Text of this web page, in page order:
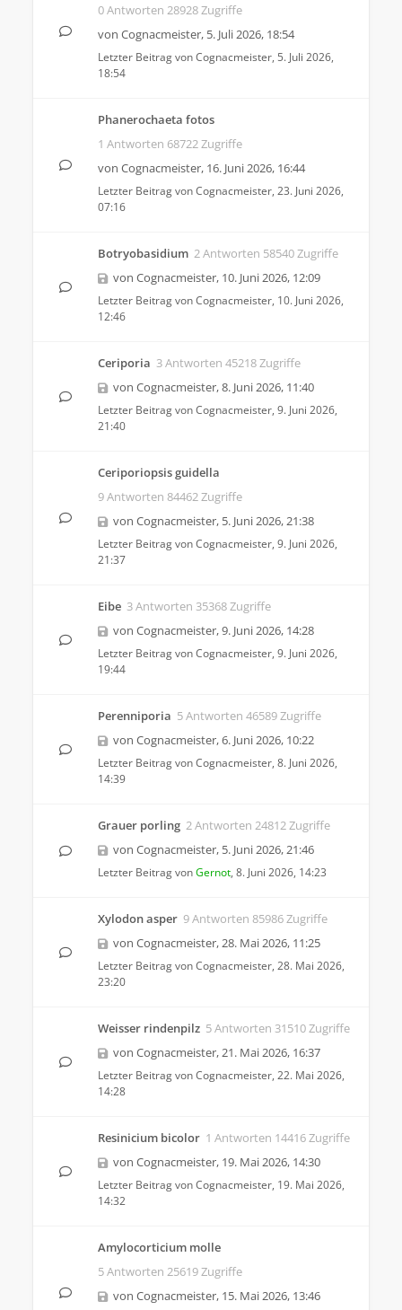
0 Antworten 28928 Zugriffe
von Cognacmeister, 5. Juli 2026, 18:54
Letzter Beitrag vonCognacmeister, 5. Juli 2026,
18:54
Phanerochaeta fotos
1 Antworten 68722 Zugriffe
von Cognacmeister, 16. Juni 2026, 16:44
Letzter Beitrag vonCognacmeister, 23. Juni 2026,
07:16
Botryobasidium 2 Antworten 58540 Zugriffe
von Cognacmeister, 10. Juni 2026, 12:09
Letzter Beitrag vonCognacmeister, 10. Juni 2026,
12:46
Ceriporia 3 Antworten 45218 Zugriffe
von Cognacmeister,8. Juni 2026, 11:40
Letzter Beitrag vonCognacmeister, 9. Juni 2026,
21:40
Ceriporiopsis guidella
9 Antworten 84462 Zugriffe
von Cognacmeister, 5. Juni 2026, 21:38
Letzter Beitrag vonCognacmeister, 9. Juni 2026,
21:37
Eibe 3 Antworten 35368 Zugriffe
von Cognacmeister,9. Juni 2026, 14:28
Letzter Beitrag vonCognacmeister, 9. Juni 2026,
19:44
Perenniporia 5 Antworten 46589 Zugriffe
von Cognacmeister,6. Juni 2026, 10:22
Letzter Beitrag vonCognacmeister, 8. Juni 2026,
14:39
Grauer porling 2 Antworten 24812 Zugriffe
von Cognacmeister, 5. Juni 2026, 21:46
Letzter Beitrag vonGernot, 8. Juni 2026, 14:23
Xylodon asper 9 Antworten 85986 Zugriffe
von Cognacmeister,28. Mai 2026, 11:25
Letzter Beitrag vonCognacmeister, 28. Mai 2026,
23:20
Weisser rindenpilz 5 Antworten 31510 Zugriffe
von Cognacmeister,21. Mai 2026, 16:37
Letzter Beitrag vonCognacmeister, 22. Mai 2026,
14:28
Resinicium bicolor 1 Antworten 14416 Zugriffe
von Cognacmeister, 19. Mai 2026, 14:30
Letzter Beitrag vonCognacmeister, 19. Mai 2026,
14:32
Amylocorticium molle
5 Antworten 25619 Zugriffe
von Cognacmeister, 15. Mai 2026, 13:46